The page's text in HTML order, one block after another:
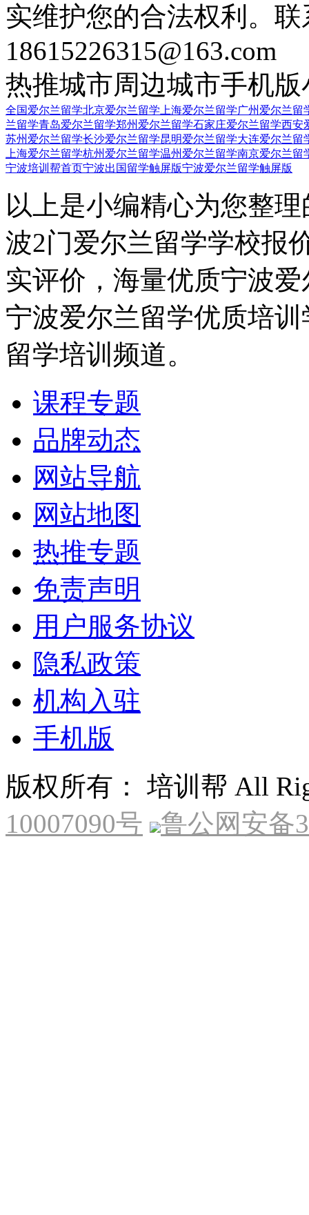
实维护您的合法权利。
18615226315@163.com
热推城市周边城市手机版
全国爱尔兰留学北京爱尔兰留学 上海爱尔兰留学广州爱尔兰留
兰留学青岛爱尔兰留学郑州爱尔兰留学石家庄爱尔兰留学西安
苏州爱尔兰留学长沙爱尔兰留学昆明爱尔兰留学大连爱尔兰留
上海爱尔兰留学杭州爱尔兰留学温州爱尔兰留学南京爱尔兰留
宁波培训帮首页宁波出国留学触屏版宁波爱尔兰留学触屏版
以上是小编精心为您整
波2门爱尔兰留学学校报
实评价，海量优质宁波
宁波爱尔兰留学优质培
留学培训频道。
课程专题
品牌动态
网站导航
网站地图
热推专题
免责声明
用户服务协议
隐私政策
机构入驻
手机版
版权所有： 培训帮 All
10007090号
鲁公网安备